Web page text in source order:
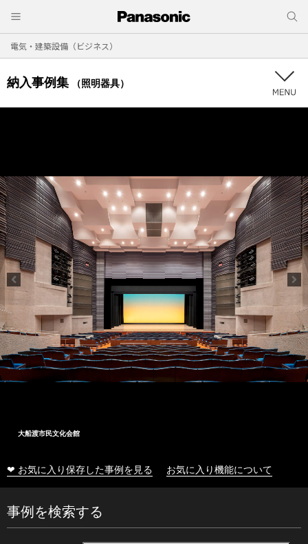
電気・建築設備（ビジネス）
納入事例集 （照明器具）
大船渡市民文化会館
❤ お気に入り保存した事例を見る お気に入り機能について
事例を検索する